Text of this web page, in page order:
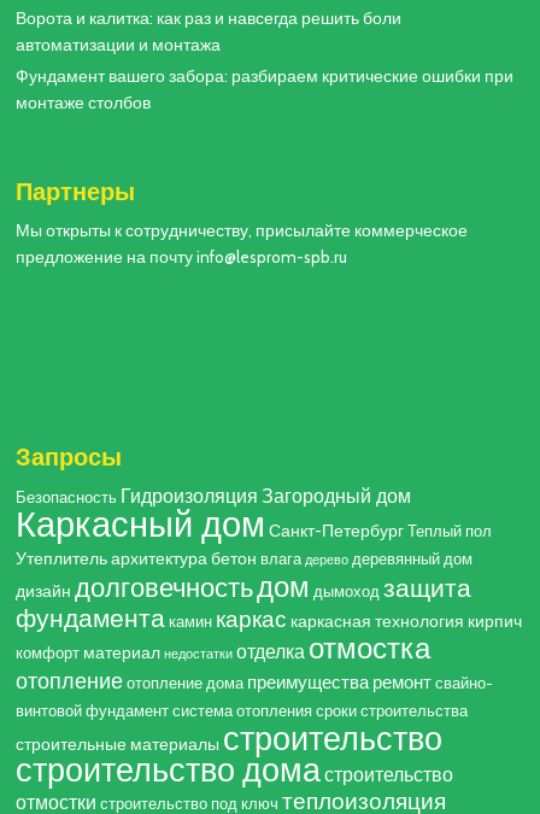
Ворота и калитка: как раз и навсегда решить боли
автоматизации и монтажа
Фундамент вашего забора: разбираем критические ошибки при
монтаже столбов
Партнеры
Мы открыты к сотрудничеству, присылайте коммерческое
предложение на почту info@lesprom-spb.ru
Запросы
Безопасность Гидроизоляция Загородный дом
Каркасный дом Санкт-Петербург Теплый пол
Утеплительархитектурабетон влага дерево деревянный дом
дизайн долговечностьдом дымоход защита
фундамента камин каркас каркасная технология кирпич
комфорт материал недостатки отделка отмостка
отопление отопление дома преимуществаремонт свайно-
винтовой фундамент система отопления сроки строительства
строительные материалы строительство
строительство домастроительство
отмостки строительство под ключ теплоизоляция